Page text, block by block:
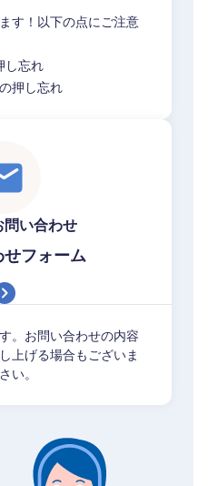
す！以下の点にご注意
し忘れ
押し忘れ
問い合わせ
フォーム
。お問い合わせの内容
上げる場合もございま
い。